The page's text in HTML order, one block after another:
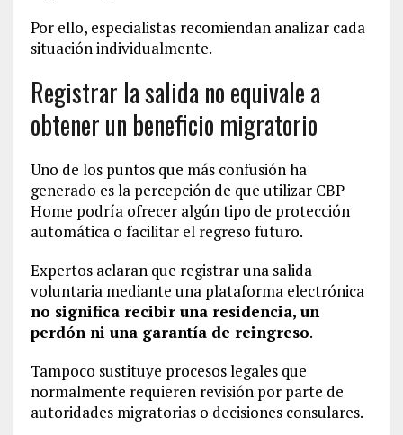
Por ello, especialistas recomiendan analizar cada
situación individualmente.
Registrar la salida no equivale a
obtener un beneficio migratorio
Uno de los puntos que más confusión ha
generado es la percepción de que utilizar CBP
Home podría ofrecer algún tipo de protección
automática o facilitar el regreso futuro.
Expertos aclaran que registrar una salida
voluntaria mediante una plataforma electrónica
no significa recibir una residencia, un
perdón ni una garantía de reingreso.
Tampoco sustituye procesos legales que
normalmente requieren revisión por parte de
autoridades migratorias o decisiones consulares.